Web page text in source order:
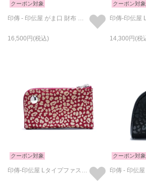
クーポン対象
16,500
クーポン対象
14,300
クーポン対象
印傳-印伝屋 Lタイプファスナーコインケース RED×WHITE /小銭入れ・ミニ財布
クーポン対象